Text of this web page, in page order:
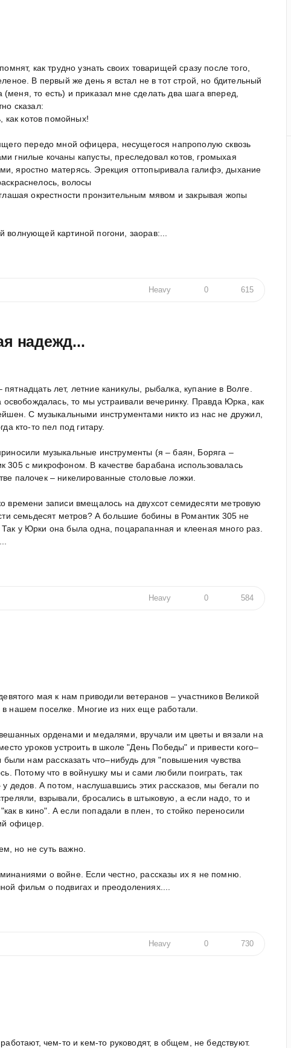
как трудно узнать своих товарищей сразу после того,
В первый же день я встал не в тот строй, но бдительный
то есть) и приказал мне сделать два шага вперед,
сказал:
как котов помойных!
передо мной офицера, несущегося напрополую сквозь
гнилые кочаны капусты, преследовал котов, громыхая
яростно матерясь. Эрекция оттопыривала галифэ, дыхание
волосы
окрестности пронзительным мявом и закрывая жопы
волнующей картиной погони, заорав:...
Heavy 0 615
надежд...
лет, летние каникулы, рыбалка, купание в Волге.
освобождалась, то мы устраивали вечеринку. Правда Юрка, как
С музыкальными инструментами никто из нас не дружил,
кто-то пел под гитару.
музыкальные инструменты (я – баян, Боряга –
305 с микрофоном. В качестве барабана использовалась
палочек – никелированные столовые ложки.
времени записи вмещалось на двухсот семидесяти метровую
семьдесят метров? А большие бобины в Романтик 305 не
у Юрки она была одна, поцарапанная и клееная много раз.
Heavy 0 584
мая к нам приводили ветеранов – участников Великой
нашем поселке. Многие из них еще работали.
орденами и медалями, вручали им цветы и вязали на
уроков устроить в школе "День Победы" и привести кого–
нам рассказать что–нибудь для "повышения чувства
Потому что в войнушку мы и сами любили поиграть, так
дедов. А потом, наслушавшись этих рассказов, мы бегали по
взрывали, бросались в штыковую, а если надо, то и
в кино". А если попадали в плен, то стойко переносили
офицер.
но не суть важно.
о войне. Если честно, рассказы их я не помню.
фильм о подвигах и преодолениях....
Heavy 0 730
чем-то и кем-то руководят, в общем, не бедствуют.